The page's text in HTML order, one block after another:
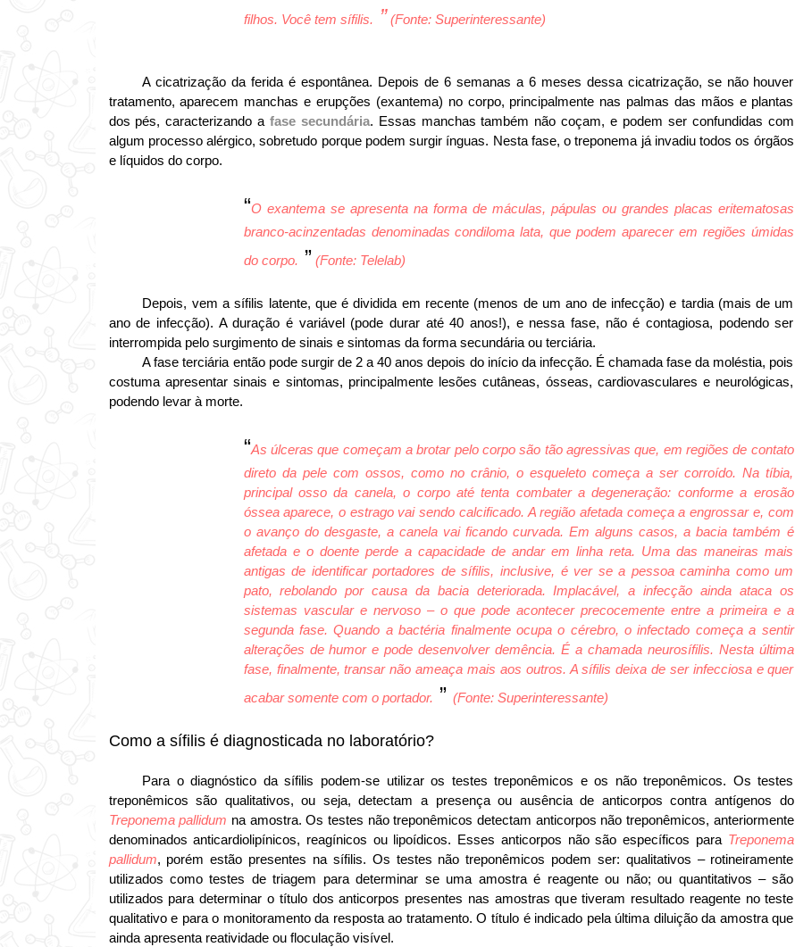
filhos. Você tem sífilis. ”(Fonte: Superinteressante)
A cicatrização da ferida é espontânea. Depois de 6 semanas a 6 meses dessa cicatrização, se não houver
tratamento, aparecem manchas e erupções (exantema) no corpo, principalmente nas palmas das mãos e plantas
dos pés, caracterizando a fase secundária. Essas manchas também não coçam, e podem ser confundidas com
algum processo alérgico, sobretudo porque podem surgir ínguas. Nesta fase, o treponema já invadiu todos os órgãos
e líquidos do corpo.
“O exantema se apresenta na forma de máculas, pápulas ou grandes placas eritematosas
branco-acinzentadas denominadas condiloma lata, que podem aparecer em regiões úmidas
do corpo. ” (Fonte: Telelab)
Depois, vem a sífilis latente, que é dividida em recente (menos de um ano de infecção) e tardia (mais de um
ano de infecção). A duração é variável (pode durar até 40 anos!), e nessa fase, não é contagiosa, podendo ser
interrompida pelo surgimento de sinais e sintomas da forma secundária ou terciária.
A fase terciária então pode surgir de 2 a 40 anos depois do início da infecção. É chamada fase da moléstia, pois
costuma apresentar sinais e sintomas, principalmente lesões cutâneas, ósseas, cardiovasculares e neurológicas,
podendo levar à morte.
“As úlceras que começam a brotar pelo corpo são tão agressivas que, em regiões de contato
direto da pele com ossos, como no crânio, o esqueleto começa a ser corroído. Na tíbia,
principal osso da canela, o corpo até tenta combater a degeneração: conforme a erosão
óssea aparece, o estrago vai sendo calcificado. A região afetada começa a engrossar e, com
o avanço do desgaste, a canela vai ficando curvada. Em alguns casos, a bacia também é
afetada e o doente perde a capacidade de andar em linha reta. Uma das maneiras mais
antigas de identificar portadores de sífilis, inclusive, é ver se a pessoa caminha como um
pato, rebolando por causa da bacia deteriorada. Implacável, a infecção ainda ataca os
sistemas vascular e nervoso – o que pode acontecer precocemente entre a primeira e a
segunda fase. Quando a bactéria finalmente ocupa o cérebro, o infectado começa a sentir
alterações de humor e pode desenvolver demência. É a chamada neurosífilis. Nesta última
fase, finalmente, transar não ameaça mais aos outros. A sífilis deixa de ser infecciosa e quer
acabar somente com o portador. ” (Fonte: Superinteressante)
Como a sífilis é diagnosticada no laboratório?
Para o diagnóstico da sífilis podem-se utilizar os testes treponêmicos e os não treponêmicos. Os testes
treponêmicos são qualitativos, ou seja, detectam a presença ou ausência de anticorpos contra antígenos do
Treponema pallidum na amostra. Os testes não treponêmicos detectam anticorpos não treponêmicos, anteriormente
denominados anticardiolipínicos, reagínicos ou lipoídicos. Esses anticorpos não são específicos para Treponema
pallidum, porém estão presentes na sífilis. Os testes não treponêmicos podem ser: qualitativos – rotineiramente
utilizados como testes de triagem para determinar se uma amostra é reagente ou não; ou quantitativos – são
utilizados para determinar o título dos anticorpos presentes nas amostras que tiveram resultado reagente no teste
qualitativo e para o monitoramento da resposta ao tratamento. O título é indicado pela última diluição da amostra que
ainda apresenta reatividade ou floculação visível.